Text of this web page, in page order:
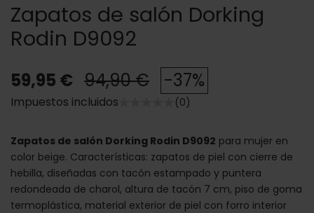
Zapatos de salón Dorking
Rodin D9092
59,95 € 94,90 € -37%
Impuestos incluidos (0)
Zapatos de salón Dorking Rodin D9092 para mujer en
color beige. Características: zapatos de piel con cierre de
hebilla, diseñadas con tacón estampado y puntera
redondeada de charol, altura de tacón 7 cm, piso de goma
termoplástica, material exterior de piel con forro interior